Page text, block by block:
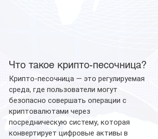
Что такое крипто-песочница?
Крипто-песочница — это регулируемая
среда, где пользователи могут
безопасно совершать операции с
криптовалютами через
посредническую систему, которая
конвертирует цифровые активы в